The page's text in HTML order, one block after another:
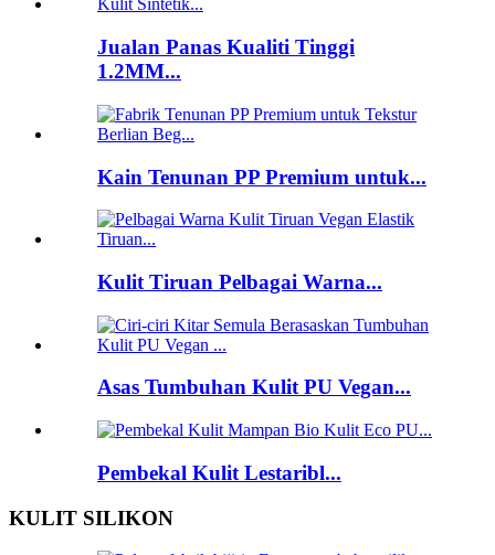
Jualan Panas Kualiti Tinggi
1.2MM...
Kain Tenunan PP Premium untuk...
Kulit Tiruan Pelbagai Warna...
Asas Tumbuhan Kulit PU Vegan...
Pembekal Kulit Lestaribl...
KULIT SILIKON